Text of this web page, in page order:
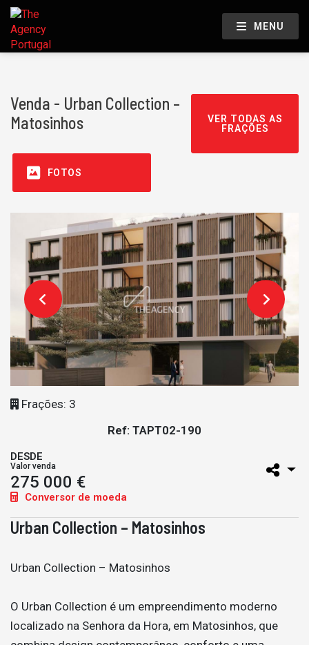
MENU
Venda - Urban Collection –
Matosinhos
VER TODAS AS
FRAÇÕES
FOTOS
Frações: 3
Ref: TAPT02-190
DESDE
Valor venda
275 000 €
Conversor de moeda
Urban Collection – Matosinhos
Urban Collection – Matosinhos
O Urban Collection é um empreendimento moderno
localizado na Senhora da Hora, em Matosinhos, que